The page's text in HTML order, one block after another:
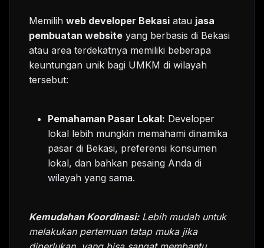
Memilih web developer Bekasi atau jasa
pembuatan website yang berbasis di Bekasi
atau area terdekatnya memiliki beberapa
keuntungan unik bagi UMKM di wilayah
tersebut:
Pemahaman Pasar Lokal: Developer
lokal lebih mungkin memahami dinamika
pasar di Bekasi, preferensi konsumen
lokal, dan bahkan pesaing Anda di
wilayah yang sama.
Kemudahan Koordinasi:Lebih mudah untuk
melakukan pertemuan tatap muka jika